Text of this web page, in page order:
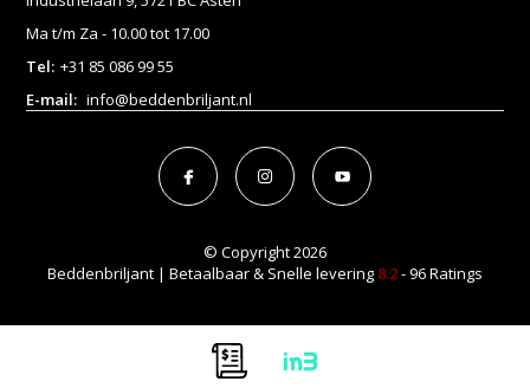
Ma t/m Za - 10.00 tot 17.00
Tel: +31 85 086 99 55
E-mail: info@beddenbriljant.nl
© Copyright 2026
Beddenbriljant | Betaalbaar & Snelle levering 8.2- 96 Ratings